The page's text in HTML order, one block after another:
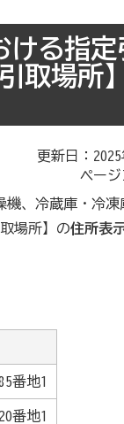
ける指定
取場所
更新日：2025
ペー
、冷蔵庫・冷凍
場所】の住所表
番地1
番地1